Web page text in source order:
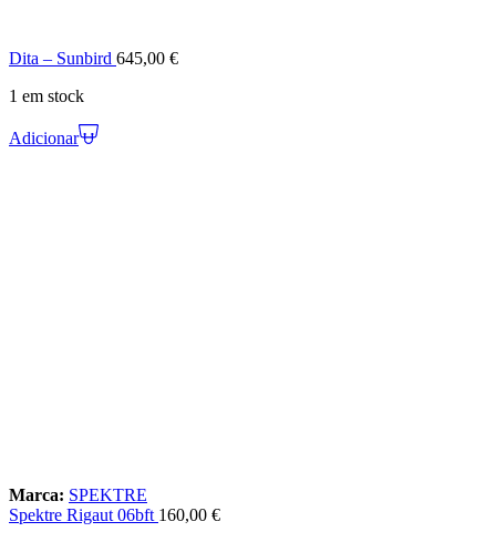
Dita – Sunbird 645,00 €
1 em stock
Adicionar
Marca: SPEKTRE
Spektre Rigaut 06bft 160,00 €